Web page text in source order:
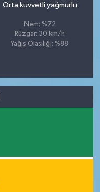
Orta kuvvetli yağmurlu
Nem: %72
Rüzgar: 30 km/h
Yağış Olasılığı: %88